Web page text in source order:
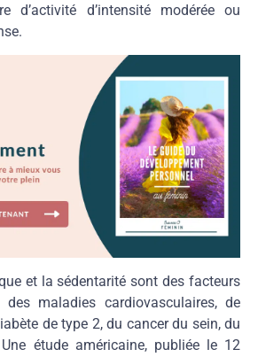
d’activité d’intensité modérée ou
et la sédentarité sont des facteurs
maladies cardiovasculaires, de
de type 2, du cancer du sein, du
étude américaine, publiée le 12